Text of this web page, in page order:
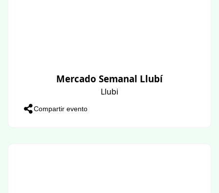
Mercado Semanal Llubí
Llubi
Compartir evento